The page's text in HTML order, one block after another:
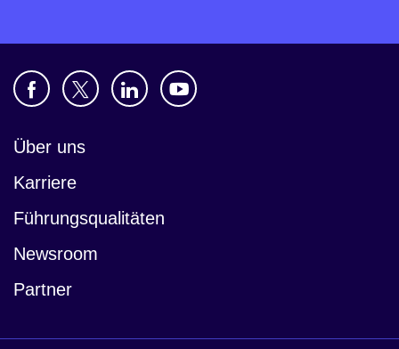
Gesundheitswesen
Bildung
Newsroom
Über uns
Karriere
Führungsqualitäten
Newsroom
Partner